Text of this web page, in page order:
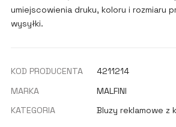
umiejscowienia druku, koloru i rozmiaru
wysyłki.
KOD PRODUCENTA
4211214
MARKA
MALFINI
KATEGORIA
Bluzy reklamowe z